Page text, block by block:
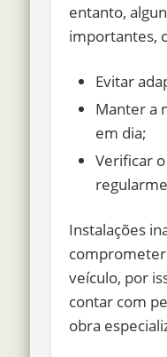
entanto,
importantes,
Evitar
Manter a
em dia;
Verificar
Instalações
veículo, por
contar com
obra